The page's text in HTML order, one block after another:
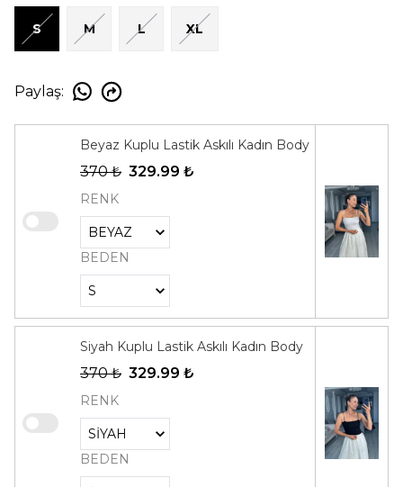
S M L XL
Paylaş:
Beyaz Kuplu Lastik Askılı Kadın Body
370 ₺ 329.99 ₺
RENK
BEDEN
Siyah Kuplu Lastik Askılı Kadın Body
370 ₺ 329.99 ₺
RENK
BEDEN